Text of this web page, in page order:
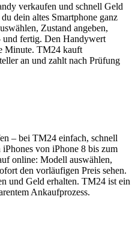
verkaufen und schnell Geld
dein altes Smartphone ganz
Zustand angeben,
und fertig. Den Handywert
Minute. TM24 kauft
an und zahlt nach Prüfung
– bei TM24 einfach, schnell
von iPhone 8 bis zum
online: Modell auswählen,
den vorläufigen Preis sehen.
und Geld erhalten. TM24 ist ein
Ankaufprozess.